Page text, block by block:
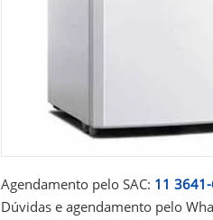
Agendamento pelo SAC: 11
Dúvidas e agendamento pelo